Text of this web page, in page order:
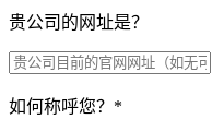
贵公司的网址是？
如何称呼您？ *